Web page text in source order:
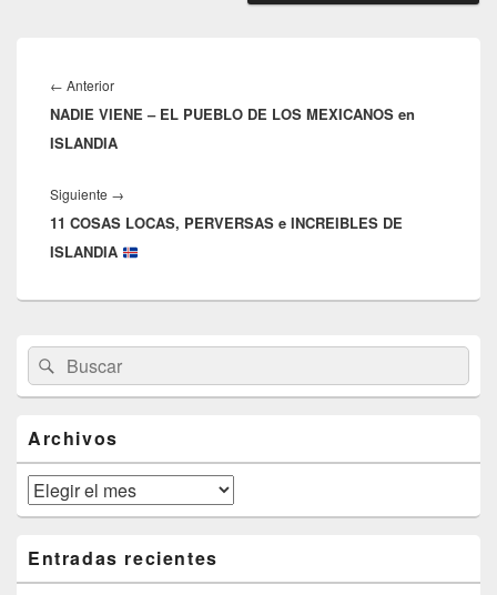
de
entradas
← AnteriorEntrada
anterior:
NADIE VIENE – EL PUEBLO DE LOS MEXICANOS en
ISLANDIA
Siguiente →
siguiente:
11 COSAS LOCAS, PERVERSAS e INCREIBLES DE
ISLANDIA
área
de
widget
lateral
primaria
Buscar
por:
Buscar
Archivos
Archivos
Entradas recientes